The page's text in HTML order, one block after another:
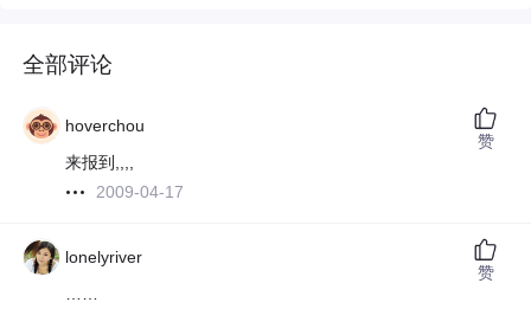
全部评论
hoverchou
来报到,,,,
2009-04-17
赞
lonelyriver
……
赞